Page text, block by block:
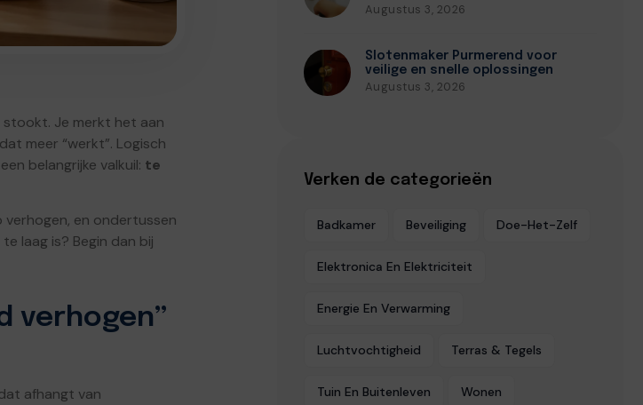
stookt. Je merkt het aan
meer “werkt”. Logisch
belangrijke valkuil: te
en ondertussen
laag is? Begin dan bij
verhogen”
afhangt van
Augustus 3, 2026
Slotenmaker Purmerend voor
veilige en snelle oplossingen
Augustus 3, 2026
Verken de categorieën
Badkamer Beveiliging Doe-Het-Zelf
Elektronica En Elektriciteit
Energie En Verwarming
Luchtvochtigheid Terras & Tegels
Tuin En Buitenleven Wonen